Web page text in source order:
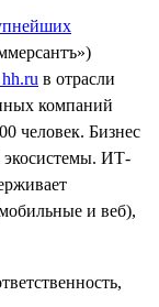
в отрасли
компаний
человек. Бизнес
экосистемы. ИТ-
и веб),